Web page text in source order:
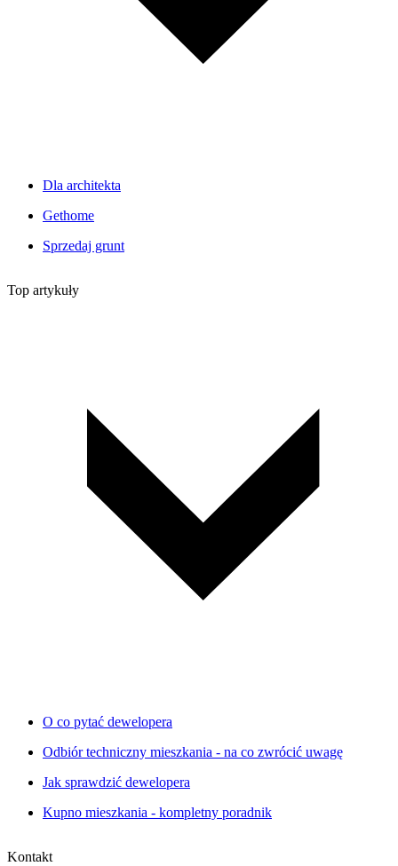
Dla architekta
Gethome
Sprzedaj grunt
Top artykuły
O co pytać dewelopera
Odbiór techniczny mieszkania - na co zwrócić uwagę
Jak sprawdzić dewelopera
Kupno mieszkania - kompletny poradnik
Kontakt